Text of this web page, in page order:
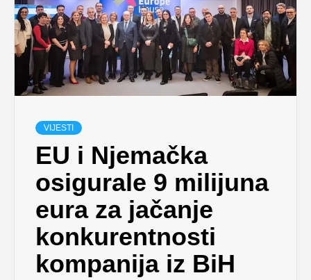
VIJESTI
EU i Njemačka
osigurale 9 milijuna
eura za jačanje
konkurentnosti
kompanija iz BiH